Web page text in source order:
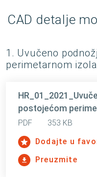
CAD detalje
1. Uvučeno
perimetarnom
postojećom
PDF
353 KB
Dodajte u
Preuzmite